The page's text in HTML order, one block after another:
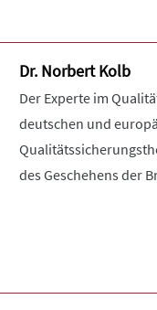
Dr. Norbert Kolb
Der Experte im
deutschen und
des Geschehens der